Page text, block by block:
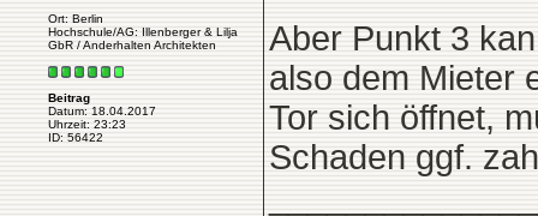
Ort: Berlin
Hochschule/AG: Illenberger & Lilja
GbR / Anderhalten Architekten
Beitrag
Datum: 18.04.2017
Uhrzeit: 23:23
ID: 56422
Aber Punkt 3
also dem Mieter
Tor sich öffnet,
Schaden ggf.